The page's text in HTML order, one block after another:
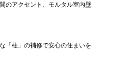
のアクセント、モルタル室内壁
「柱」の補修で安心の住まいを